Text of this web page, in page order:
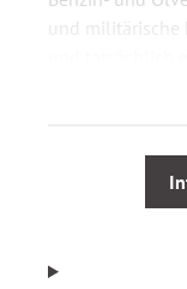
und
Deshalb ist ein
so wichtig wie
sind die